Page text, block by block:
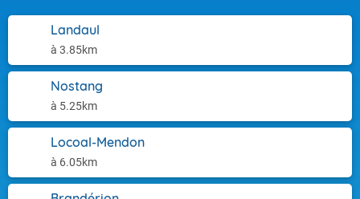
Landaul
à 3.85km
Nostang
à 5.25km
Locoal-Mendon
à 6.05km